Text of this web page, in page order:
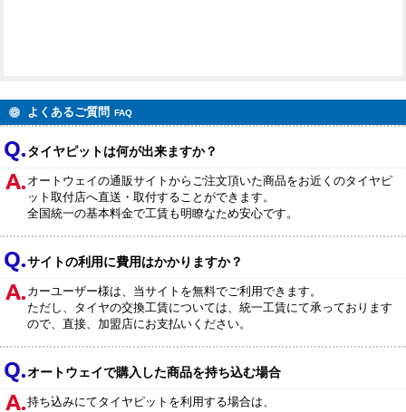
よくあるご質問 FAQ
タイヤピットは何が出来ますか？
オートウェイの通販サイトからご注文頂いた商品をお近くのタイヤピ
ット取付店へ直送・取付することができます。
全国統一の基本料金で工賃も明瞭なため安心です。
サイトの利用に費用はかかりますか？
カーユーザー様は、当サイトを無料でご利用できます。
ただし、タイヤの交換工賃については、統一工賃にて承っております
ので、直接、加盟店にお支払いください。
オートウェイで購入した商品を持ち込む場合
持ち込みにてタイヤピットを利用する場合は、